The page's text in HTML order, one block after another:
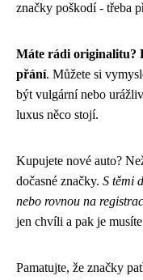
značky poškodí - třeba
Máte rádi originalitu?
přání. Můžete si
být vulgární nebo
luxus něco stojí.
Kupujete nové auto?
dočasné značky. S těmi
nebo rovnou na
jen chvíli a pak je
Pamatujte, že značky